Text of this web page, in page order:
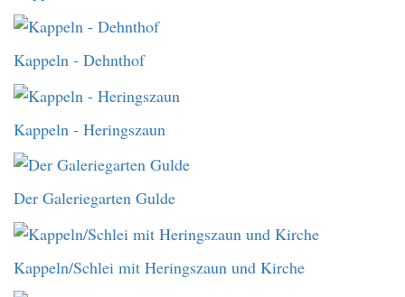
Kappeln - Dehnthof
Kappeln - Heringszaun
Der Galeriegarten Gulde
Kappeln/Schlei mit Heringszaun und Kirche